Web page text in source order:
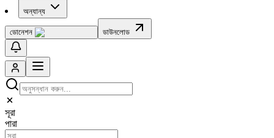
অন্যান্য
ডোনেশন ডাউনলোড
সূরা
পারা